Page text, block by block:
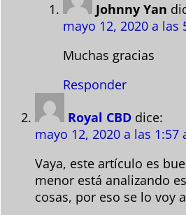
Johnny Yan
mayo 12, 2020 a las
Muchas gracias
Responder
Royal CBD dice:
mayo 12, 2020 a las 1:57
Vaya, este artículo es
menor está analizando
cosas, por eso se lo voy